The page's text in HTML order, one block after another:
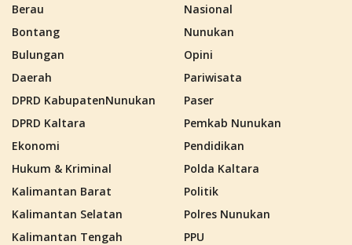
Berau
Bontang
Bulungan
Daerah
DPRD KabupatenNunukan
DPRD Kaltara
Ekonomi
Hukum & Kriminal
Kalimantan Barat
Kalimantan Selatan
Kalimantan Tengah
Nasional
Nunukan
Opini
Pariwisata
Paser
Pemkab Nunukan
Pendidikan
Polda Kaltara
Politik
Polres Nunukan
PPU